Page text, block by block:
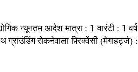
न्यूनतम आदेश मात्रा : 1 वारंटी : 1 वर्ष
ग्राउंडिंग रोकनेवाला फ़्रिक्वेंसी (मेगाहर्ट्ज) :